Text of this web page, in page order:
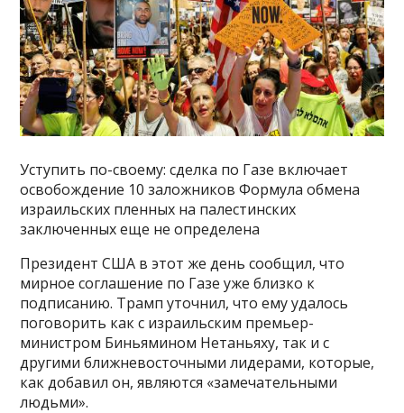
Уступить по-своему: сделка по Газе включает
освобождение 10 заложников Формула обмена
израильских пленных на палестинских
заключенных еще не определена
Президент США в этот же день сообщил, что
мирное соглашение по Газе уже близко к
подписанию. Трамп уточнил, что ему удалось
поговорить как с израильским премьер-
министром Биньямином Нетаньяху, так и с
другими ближневосточными лидерами, которые,
как добавил он, являются «замечательными
людьми».